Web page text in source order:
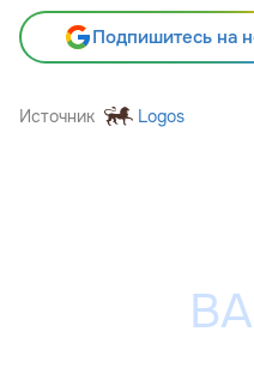
Подпишитесь на
Источник Logos